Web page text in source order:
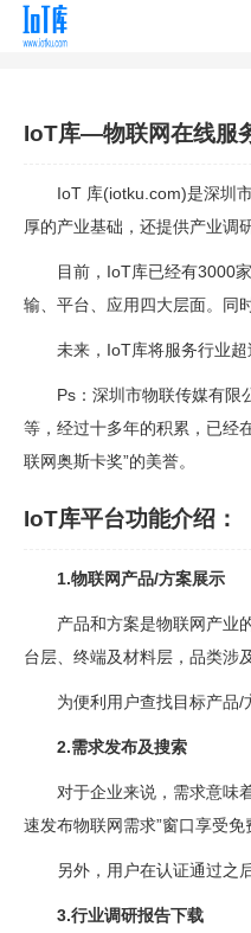
IoT库—物联网在线服
IoT 库(iotku.com)是深圳
厚的产业基础，还提供产业调
目前，IoT库已经有3000
输、平台、应用四大层面。同
未来，IoT库将服务行业
Ps： 深圳市物联传媒有限
等，经过十多年的积累，已经
联网奥斯卡奖”的美誉。
IoT库平台功能介绍：
1.物联网产品/方案展示
产品和方案是物联网产业
台层、终端及材料层，品类涉
为便利用户查找目标产品
2.需求发布及搜索
对于企业来说，需求意味
速发布物联网需求”窗口享受免
另外，用户在认证通过之
3.行业调研报告下载